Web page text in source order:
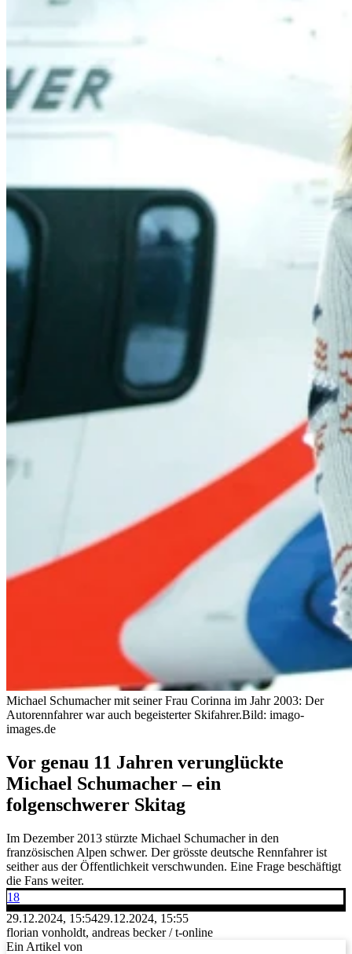
Michael Schumacher mit seiner Frau Corinna im Jahr 2003: Der
Autorennfahrer war auch begeisterter Skifahrer.Bild: imago-
images.de
Vor genau 11 Jahren verunglückte
Michael Schumacher – ein
folgenschwerer Skitag
Im Dezember 2013 stürzte Michael Schumacher in den
französischen Alpen schwer. Der grösste deutsche Rennfahrer ist
seither aus der Öffentlichkeit verschwunden. Eine Frage beschäftigt
die Fans weiter.
18
29.12.2024, 15:5429.12.2024, 15:55
florian vonholdt, andreas becker / t-online
Ein Artikel von